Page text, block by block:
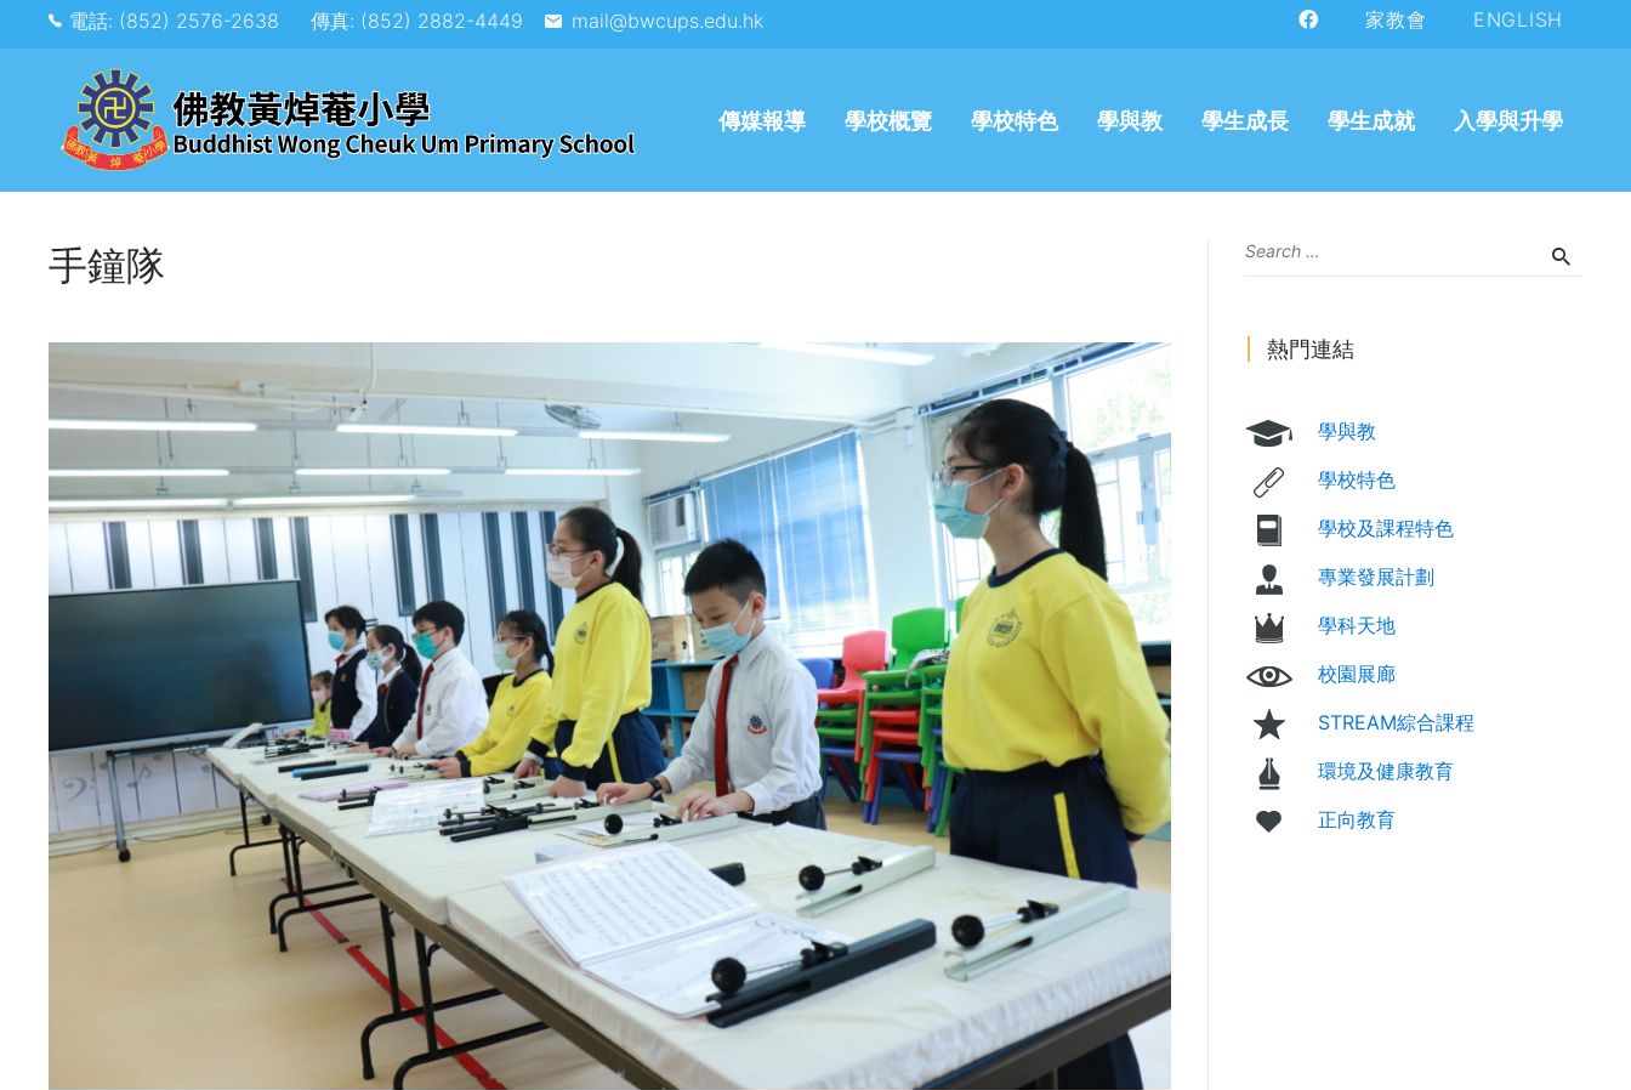
電話: (852) 2576-2638 傳真: (852) 2882-4449 mail@bwcups.edu.hk 家教會 ENGLISH
傳媒報導 學校概覽 學校特色 學與教 學生成長 學生成就 入學與升學
手鐘隊
熱門連結
學與教
學校特色
學校及課程特色
專業發展計劃
學科天地
校園展廊
STREAM綜合課程
環境及健康教育
正向教育